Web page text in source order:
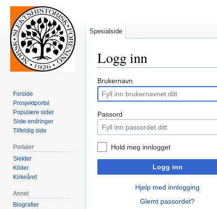
Logg inn
Hopp
navigering
Hopp
søk
Brukernavn
Passord
Hold meg innlogget
Logg inn
Hjelp med innlogging
Glemt passordet?
Spesialside
Forside
Prosjektportal
Populære sider
Siste endringer
Tilfeldig side
Portaler
Slekter
Kilder
Kirkeåret
Annet
Biografier